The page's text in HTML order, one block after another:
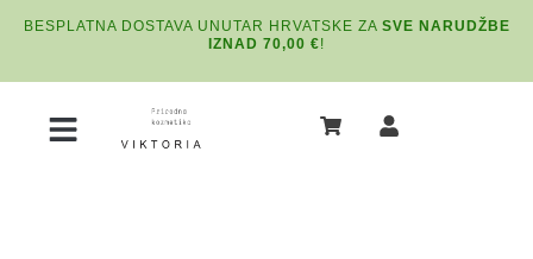
BESPLATNA DOSTAVA UNUTAR HRVATSKE ZA SVE NARUDŽBE
IZNAD 70,00 €!